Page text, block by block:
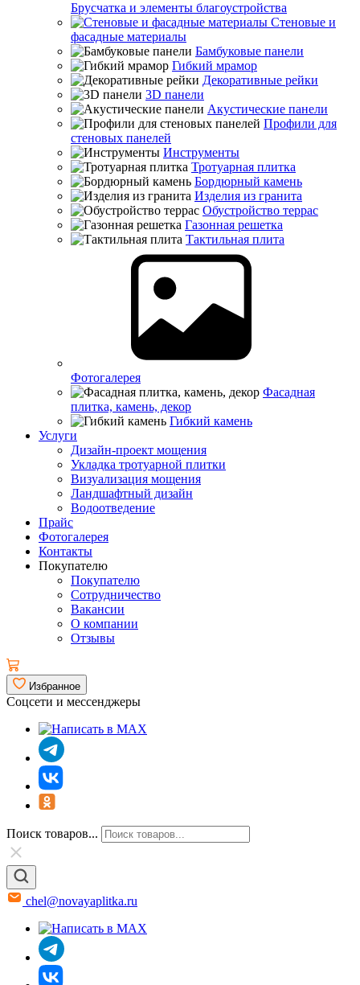
Брусчатка и элементы благоустройства
Стеновые и
фасадные материалы
Бамбуковые панели
Гибкий мрамор
Декоративные рейки
3D панели
Акустические панели
Профили для
стеновых панелей
Инструменты
Тротуарная плитка
Бордюрный камень
Изделия из гранита
Обустройство террас
Газонная решетка
Тактильная плита
Фотогалерея
Фасадная
плитка, камень, декор
Гибкий камень
Услуги
Дизайн-проект мощения
Укладка тротуарной плитки
Визуализация мощения
Ландшафтный дизайн
Водоотведение
Прайс
Фотогалерея
Контакты
Покупателю
Покупателю
Сотрудничество
Вакансии
О компании
Отзывы
Избранное
Соцсети и мессенджеры
Поиск товаров...
chel@novayaplitka.ru